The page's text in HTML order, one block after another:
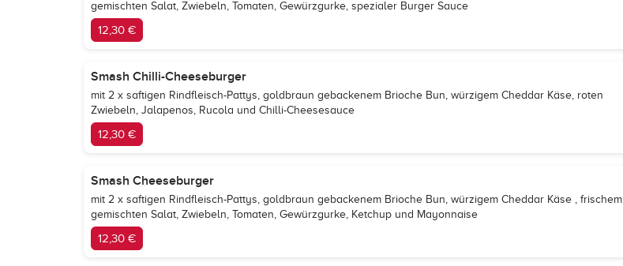
gemischten Salat, Zwiebeln, Tomaten, Gewürzgurke, spezialer Burger Sauce
12,30 €
Smash Chilli-Cheeseburger
mit 2 x saftigen Rindfleisch-Pattys, goldbraun gebackenem Brioche Bun, würzigem Cheddar Käse, roten
Zwiebeln, Jalapenos, Rucola und Chilli-Cheesesauce
12,30 €
Smash Cheeseburger
mit 2 x saftigen Rindfleisch-Pattys, goldbraun gebackenem Brioche Bun, würzigem Cheddar Käse , frischem
gemischten Salat, Zwiebeln, Tomaten, Gewürzgurke, Ketchup und Mayonnaise
12,30 €